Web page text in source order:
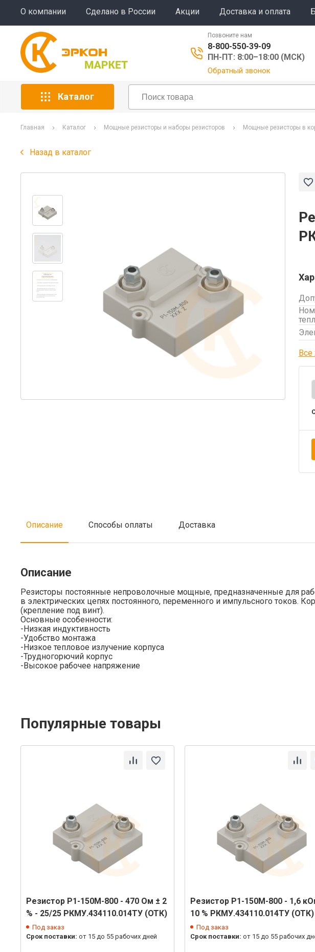
О компании Сделано в России Акции Доставка и оплата
Позвоните нам
8-800-550-39-09
ПН-ПТ: 8:00–18:00 (МСК)
Обратный звонок
Каталог
Главная Каталог Мощные резисторы и наборы резисторов Мощные резисторы в
Назад в каталог
Все
Описание Способы оплаты Доставка
Описание
Резисторы постоянные непроволочные мощные, предназначенные для
в электрических цепях постоянного, переменного и импульсного токов.
(крепление под винт).
Основные особенности:
-Низкая индуктивность
-Удобство монтажа
-Низкое тепловое излучение корпуса
-Трудногорючий корпус
-Высокое рабочее напряжение
Популярные товары
Резистор Р1-150М-800 - 470 Ом ± 2
% - 25/25 РКМУ.434110.014ТУ (ОТК)
Под заказ
Срок поставки:от 15 до 55 рабочих дней
Резистор Р1-150М-800 - 1,6
10 % РКМУ.434110.014ТУ (ОТК)
Под заказ
Срок поставки:от 15 до 55 рабочих